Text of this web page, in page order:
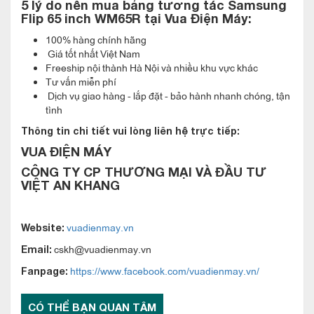
Bảng tương tác Samsung Flip 65 inch
WM65R chỉnh sửa hình ảnh chuyên nghiệp
đúng theo ý muốn. Mỗi tấm hình đều có thể được nhập vào
cuộn hình ảnh chỉ với thao tác bấm nút đơn giản, cho phép
bạn sửa đổi hay xóa những chi tiết thừa dễ dàng và nhanh
5 lý do nên mua bảng tương tác Samsung
Flip 65 inch WM65R tại Vua Điện Máy:
100% hàng chính hãng
Giá tốt nhất Việt Nam
Freeship nội thành Hà Nội và nhiều khu vực khác
Tư vấn miễn phí
Dịch vụ giao hàng - lắp đặt - bảo hành nhanh chóng, tận
tình
Thông tin chi tiết vui lòng liên hệ trực tiếp:
VUA ĐIỆN MÁY
CÔNG TY CP THƯƠNG MẠI VÀ ĐẦU TƯ
VIỆT AN KHANG
Website: vuadienmay.vn
Email: cskh@vuadienmay.vn
Fanpage: https://www.facebook.com/vuadienmay.vn/
CÓ THỂ BẠN QUAN TÂM